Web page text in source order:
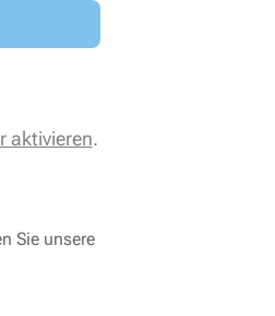
aktivieren.
Sie unsere